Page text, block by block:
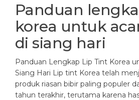
Panduan
korea untuk
di siang hari
Panduan Lengkap Lip Tint Korea
Siang Hari Lip tint Korea telah
produk riasan bibir paling populer
tahun terakhir, terutama karena